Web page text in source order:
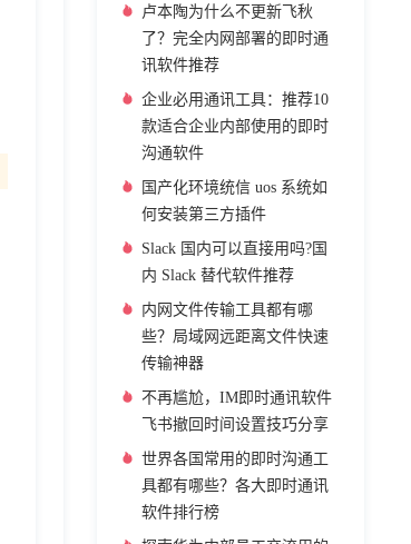
卢本陶为什么不更新飞秋
了？完全内网部署的即时通
讯软件推荐
企业必用通讯工具：推荐10
款适合企业内部使用的即时
沟通软件
国产化环境统信 uos 系统如
何安装第三方插件
Slack 国内可以直接用吗?国
内 Slack 替代软件推荐
内网文件传输工具都有哪
些？局域网远距离文件快速
传输神器
不再尴尬，IM即时通讯软件
飞书撤回时间设置技巧分享
世界各国常用的即时沟通工
具都有哪些？各大即时通讯
软件排行榜